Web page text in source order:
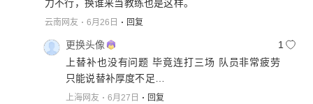
力不行，换谁来当教练也是这样。
云南网友 6月26日 回复
更换头像
1
上替补也没有问题 毕竟连打三场 队员非常疲劳
只能说替补厚度不足…
上海网友 6月27日 回复